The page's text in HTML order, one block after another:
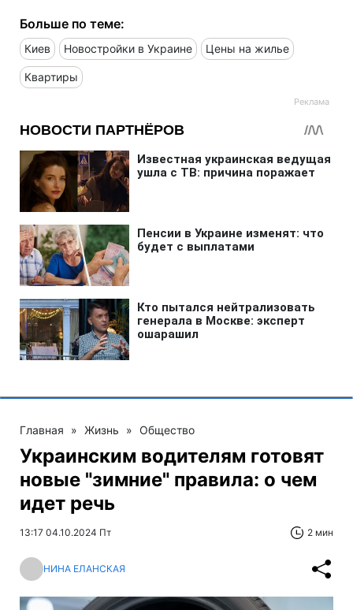
Больше по теме:
Киев Новостройки в Украине Цены на жилье
Квартиры
Главная » Жизнь » Общество
Украинским водителям готовят
новые "зимние" правила: о чем
идет речь
13:17 04.10.2024 Пт 2 мин
НИНА ЕЛАНСКАЯ